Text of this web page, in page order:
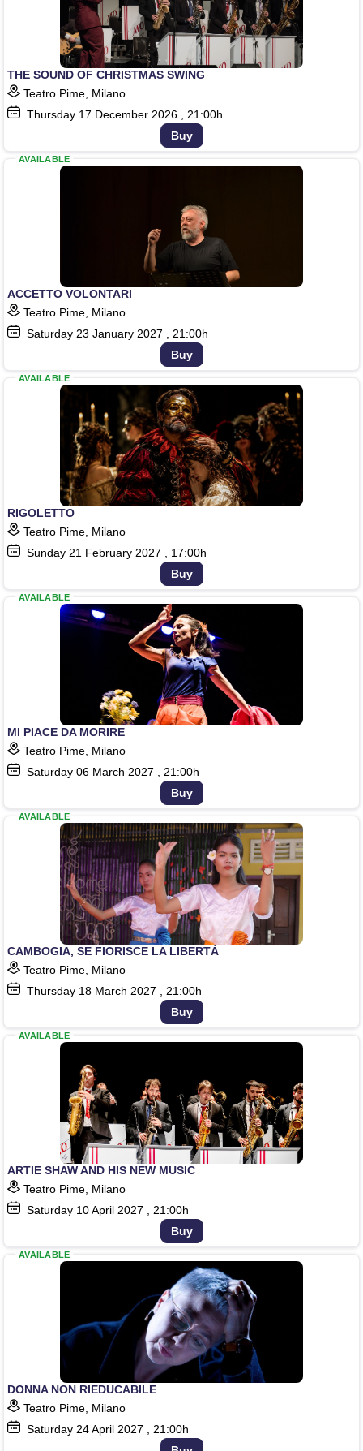
THE SOUND OF CHRISTMAS SWING
Teatro Pime, Milano
Thursday 17 December 2026
, 21:00h
Buy
ACCETTO VOLONTARI
Teatro Pime, Milano
Saturday 23 January 2027 , 21:00h
AVAILABLE
Buy
RIGOLETTO
Teatro Pime, Milano
Sunday 21 February 2027 , 17:00h
AVAILABLE
Buy
MI PIACE DA MORIRE
Teatro Pime, Milano
Saturday 06 March 2027 , 21:00h
AVAILABLE
Buy
CAMBOGIA, SE FIORISCE LA LIBERTÀ
Teatro Pime, Milano
Thursday 18 March 2027 , 21:00h
AVAILABLE
Buy
ARTIE SHAW AND HIS NEW MUSIC
Teatro Pime, Milano
Saturday 10April 2027 , 21:00h
AVAILABLE
Buy
DONNA NON RIEDUCABILE
Teatro Pime, Milano
Saturday 24April 2027 , 21:00h
AVAILABLE